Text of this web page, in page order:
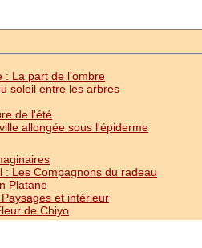
Prix :
: La part de l'ombre
soleil entre les arbres
de l'été
allongée sous l'épiderme
: Les Compagnons du radeau
Platane
et intérieur
de Chiyo